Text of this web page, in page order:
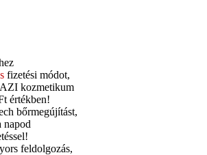
fizetési módot,
kozmetikum
értékben!
bőrmegújítást,
napod
feldolgozás,